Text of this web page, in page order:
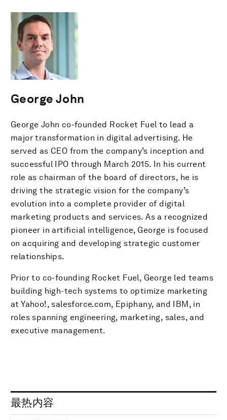
George John
George John co-founded Rocket Fuel to lead a
major transformation in digital advertising. He
served as CEO from the company’s inception and
successful IPO through March 2015. In his current
role as chairman of the board of directors, he is
driving the strategic vision for the company’s
evolution into a complete provider of digital
marketing products and services. As a recognized
pioneer in artificial intelligence, George is focused
on acquiring and developing strategic customer
relationships.
Prior to co-founding Rocket Fuel, George led teams
building high-tech systems to optimize marketing
at Yahoo!, salesforce.com, Epiphany, and IBM, in
roles spanning engineering, marketing, sales, and
executive management.
最热内容